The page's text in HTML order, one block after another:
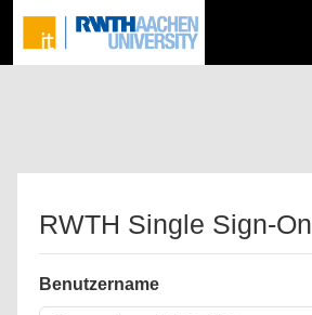
RWTH Single Sign-On
Benutzername